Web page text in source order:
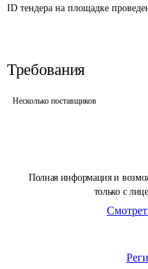
Полная информация и
только с
ID тендера на площадке
Требования
Несколько поставщиков